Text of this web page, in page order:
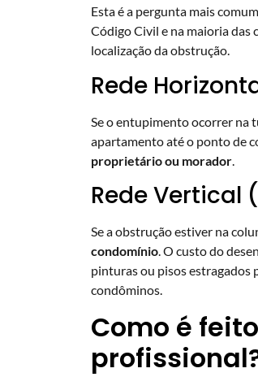
Esta é a pergunta mais
Código Civil e na maioria das
localização da obstrução.
Rede
Se o entupimento ocorrer na
apartamento até o ponto de
proprietário ou morador.
Rede Vertical
Se a obstrução estiver na
condomínio. O custo do
pinturas ou pisos estragados
condôminos.
Como é